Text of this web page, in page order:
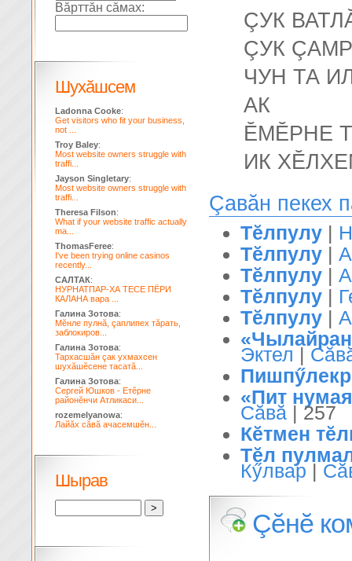
ÇУК
ÇУК
ЧУН ТА
АК
ĔМĔРНЕ
ИК
Çавăн пекех
Тĕлпулу |
Тĕлпулу |
Тĕлпулу |
Тĕлпулу |
Тĕлпулу |
Эктел |
«Пит
Сăвă | 257
Кĕтмен
Тĕл
Кӳлвар |
Çĕнĕ
Вăрттăн сăмах:
Шухăшсем
Ladonna Cooke:
Get visitors who fit your business,
not ...
Troy Baley:
Most website owners struggle with
traffi...
Jayson Singletary:
Most website owners struggle with
traffi...
Theresa Filson:
What if your website traffic actually
ma...
ThomasFeree:
I've been trying online casinos
recently...
САЛТАК:
НУРНАТПАР-ХА ТЕСЕ ПЁРИ
КАЛАНА вара ...
Галина Зотова:
Мĕнле пулнă, çаплипех тăрать,
заблокиров...
Галина Зотова:
Тархасшăн çак ухмахсен
шухăшĕсене тасатă...
Галина Зотова:
Сергей Юшков - Етĕрне
районĕнчи Атликаси...
rozemelyanowa:
Лайăх сăвă ачасемшĕн...
Шырав